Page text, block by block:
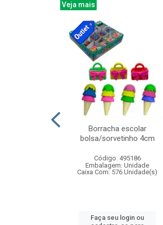
Veja mais
Borracha escolar
bolsa/sorvetinho 4cm
Código: 495186
Embalagem: Unidade
Caixa Com: 576 Unidade(s)
Faça seu login ou